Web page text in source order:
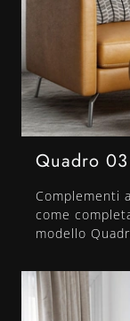
Quadro 03
Complementi
come
modello